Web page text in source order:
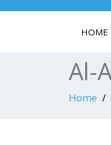
HOME
Al-
Home